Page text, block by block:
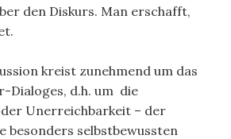
den Diskurs. Man erschafft,
kreist zunehmend um das
Dialoges, d.h. um die
Unerreichbarkeit – der
besonders selbstbewussten